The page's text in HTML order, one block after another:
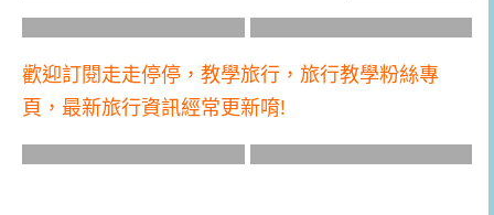
歡迎訂閱走走停停，教學旅行，旅行教學粉絲專
頁，最新旅行資訊經常更新唷!